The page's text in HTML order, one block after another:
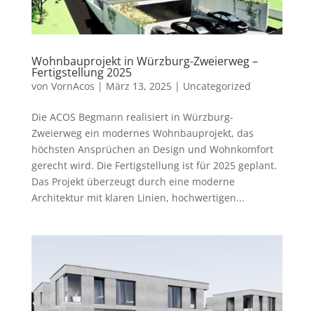
Wohnbauprojekt in Würzburg-Zweierweg –
Fertigstellung 2025
von VornAcos | März 13, 2025| Uncategorized
Die ACOS Begmann realisiert in Würzburg-
Zweierweg ein modernes Wohnbauprojekt, das
höchsten Ansprüchen an Design und Wohnkomfort
gerecht wird. Die Fertigstellung ist für 2025 geplant.
Das Projekt überzeugt durch eine moderne
Architektur mit klaren Linien, hochwertigen...